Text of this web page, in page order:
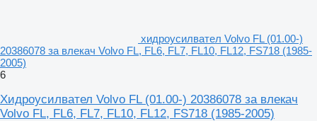
хидроусилвател Volvo FL (01.00-)
20386078 за влекач Volvo FL, FL6, FL7, FL10, FL12, FS718 (1985-
2005)
6
Хидроусилвател Volvo FL (01.00-) 20386078 за влекач
Volvo FL, FL6, FL7, FL10, FL12, FS718 (1985-2005)